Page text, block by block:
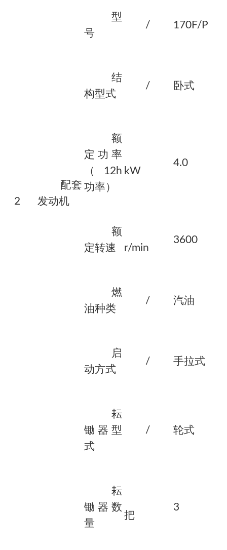
2
配套
发动机
型
号
/ 170F/P
结
构型式
/ 卧式
额
定功率
（12h
功率）
kW
4.0
额
定转速
r/min
3600
燃
油种类
/ 汽油
启
动方式
/ 手拉式
耘
锄器型
式
/ 轮式
耘
锄器数
量
把
3